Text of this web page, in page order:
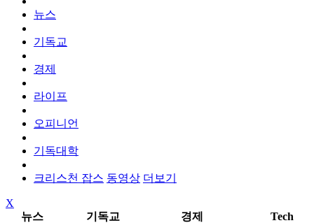
뉴스
기독교
경제
라이프
오피니언
기독대학
크리스천 잡스 동영상 더보기
X
뉴스
기독교 경제 Tech